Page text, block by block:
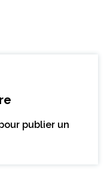
publier un